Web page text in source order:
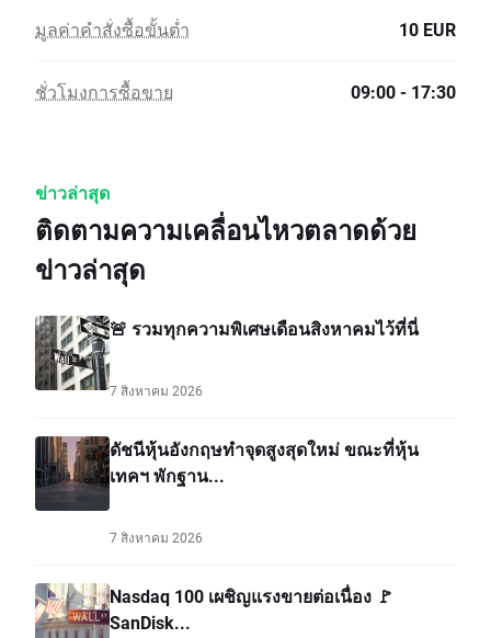
มูลค่าคำสั่งซื้อขั้นต่ำ 10 EUR
ชั่วโมงการซื้อขาย 09:00 - 17:30
ข่าวล่าสุด
ติดตามความเคลื่อนไหวตลาดด้วย
ข่าวล่าสุด
🚨 รวมทุกความพิเศษเดือนสิงหาคมไว้ที่นี่
7 สิงหาคม 2026
ดัชนีหุ้นอังกฤษทำจุดสูงสุดใหม่ ขณะที่หุ้น
เทคฯ พักฐาน...
7 สิงหาคม 2026
Nasdaq 100 เผชิญแรงขายต่อเนื่อง 🚩
SanDisk...